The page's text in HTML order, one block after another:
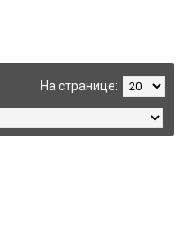
На странице: